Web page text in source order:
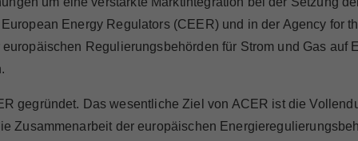
Energy Regulators (CEER) und in der Agency for
Regulierungsbehörden für Strom und Gas auf
gegründet. Das wesentliche Ziel von ACER ist die
Zusammenarbeit der europäischen